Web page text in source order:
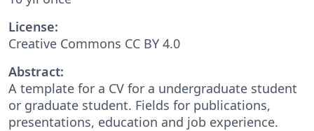
License:
Creative Commons CC BY 4.0
Abstract:
A template for a CV for a undergraduate student
or graduate student. Fields for publications,
presentations, education and job experience.